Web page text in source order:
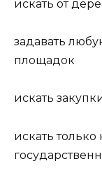
искать от
задавать
площадок
искать
искать